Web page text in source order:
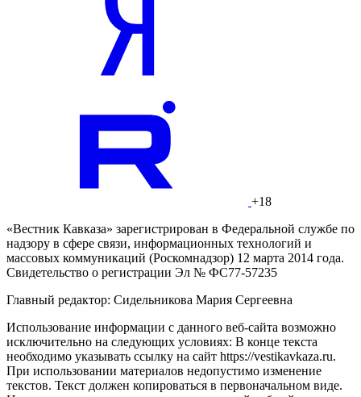
© Фото: Ангелина Жесткая/ “Вестник Кавказа“
В связи с высокой востребованностью железнодорожного
маршрута Москва – Дербент дагестанские железнодорожники
приняли решение до 15 августа добавить в состав поезда 12
Совершить путешествие в древний дагестанский
туристам из столичного региона станет проще – уже до 15
августа дагестанские железнодорожники планируют обновить
подвижной состав на востребованном маршруте, сообщили в
Минтрансе Дагестана.
Поезд № 85/86, курсирующий по маршруту Дербент – Москва
- Дербент, пополнится 12 новыми современными
плацкартными вагонами, передает "АиФ-Дагестан".
Обновление не только существенно, более чем на 600
посадочных мест, увеличит вместительность состава, но и
повысит уровень комфорта и качества обслуживания
пассажиров, которые по достоинству оценят оснащение
новых вагонов: это кондиционеры, биотуалеты и даже
душевые кабины, рассказали в Минтрансе Дагестана.
Читайте нас в